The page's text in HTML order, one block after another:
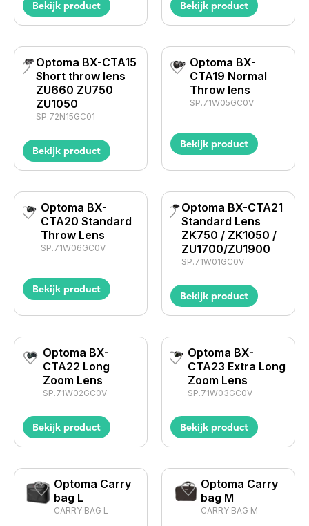
Bekijk product Bekijk product
Optoma BX-CTA15
Short throw lens
ZU660 ZU750
ZU1050
SP.72N15GC01
Bekijk product
Optoma BX-
CTA19 Normal
Throw lens
SP.71W05GC0V
Bekijk product
Optoma BX-
CTA20 Standard
Throw Lens
SP.71W06GC0V
Bekijk product
Optoma BX-CTA21
Standard Lens
ZK750 / ZK1050 /
ZU1700/ZU1900
SP.71W01GC0V
Bekijk product
Optoma BX-
CTA22 Long
Zoom Lens
SP.71W02GC0V
Bekijk product
Optoma BX-
CTA23 Extra Long
Zoom Lens
SP.71W03GC0V
Bekijk product
Optoma Carry
bag L
CARRY BAG L
Optoma Carry
bag M
CARRY BAG M